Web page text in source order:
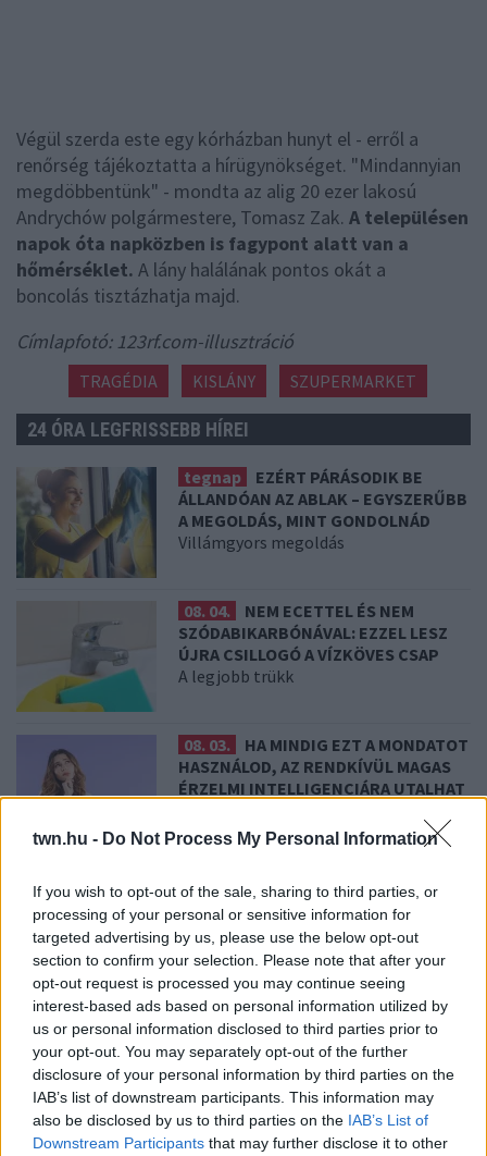
twn.hu - Do Not Process My Personal Information
If you wish to opt-out of the sale, sharing to third parties, or
processing of your personal or sensitive information for
targeted advertising by us, please use the below opt-out
section to confirm your selection. Please note that after your
opt-out request is processed you may continue seeing
interest-based ads based on personal information utilized by
us or personal information disclosed to third parties prior to
your opt-out. You may separately opt-out of the further
disclosure of your personal information by third parties on the
IAB’s list of downstream participants. This information may
also be disclosed by us to third parties on the IAB’s List of
Downstream Participants that may further disclose it to other
Végül szerda este egy kórházban hunyt el - erről a
renőrség tájékoztatta a hírügynökséget. "Mindannyian
megdöbbentünk" - mondta az alig 20 ezer lakosú
Andrychów polgármestere, Tomasz Zak. A településen
napok óta napközben is fagypont alatt van a
hőmérséklet. A lány halálának pontos okát a
boncolás tisztázhatja majd.
Címlapfotó: 123rf.com-illusztráció
TRAGÉDIA KISLÁNY SZUPERMARKET
24 ÓRA LEGFRISSEBB HÍREI
tegnap
EZÉRT PÁRÁSODIK BE
ÁLLANDÓAN AZ ABLAK – EGYSZERŰBB
A MEGOLDÁS, MINT GONDOLNÁD
Villámgyors megoldás
08. 04.
NEM ECETTEL ÉS NEM
SZÓDABIKARBÓNÁVAL: EZZEL LESZ
ÚJRA CSILLOGÓ A VÍZKÖVES CSAP
A legjobb trükk
08. 03.
HA MINDIG EZT A MONDATOT
HASZNÁLOD, AZ RENDKÍVÜL MAGAS
ÉRZELMI INTELLIGENCIÁRA UTALHAT
A GYÓGYSZEREIKET – EMIATT
CSÖKKENHET A HATÁSUK
Érdemes odafigyelni rá
08. 01.
EGYRE TÖBB FIATALNÁL JELENTKEZIK EZ A
VITAMINHIÁNY – ILYEN JELEKRE FIGYELJ
Erre figyelj!
07. 31.
NEM A CITROMSAV, AZ ECET VAGY A
SZÓDABIKARBÓNA A LEGERŐSEBB: EZT HASZNÁLJÁK A
SZÁLLODÁKBAN A VÍZKŐ ELLEN